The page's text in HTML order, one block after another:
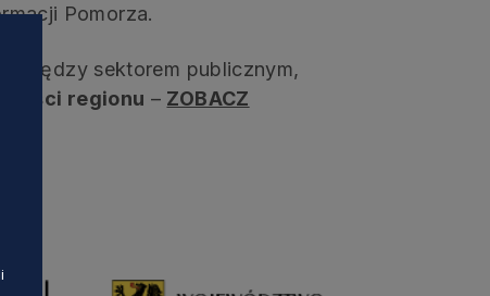
Pomorza.
między sektorem publicznym,
regionu – ZOBACZ